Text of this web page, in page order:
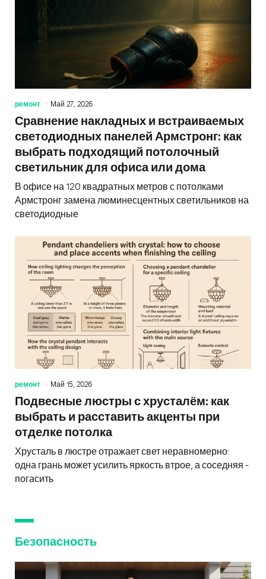
ремонт Май 27, 2026
Сравнение накладных и встраиваемых
светодиодных панелей Армстронг: как
выбрать подходящий потолочный
светильник для офиса или дома
В офисе на 120 квадратных метров с потолками
Армстронг замена люминесцентных светильников на
светодиодные
ремонт Май 15, 2026
Подвесные люстры с хрусталём: как
выбрать и расставить акценты при
отделке потолка
Хрусталь в люстре отражает свет неравномерно:
одна грань может усилить яркость втрое, а соседняя -
погасить
Безопасность